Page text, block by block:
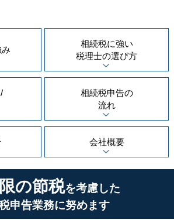
相続税に強い
税理士の選び方
相続税申告の
流れ
会社概要
の節税を考慮した
申告業務に努めます